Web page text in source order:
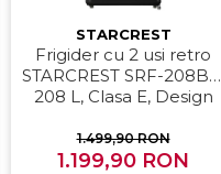
STARCREST
Frigider cu 2 usi retro
STARCREST SRF-208BK,
208 L, Clasa E, Design
Termostat Reglabil, H 147
cm, Negru
1.499,90 RON
1.199,90 RON